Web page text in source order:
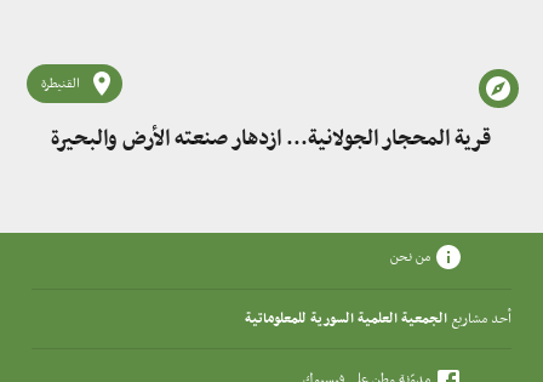
القنيطرة
قرية المحجار الجولانية... ازدهار صنعته الأرض والبحيرة
من نحن
أحد مشاريع الجمعية العلمية السورية للمعلوماتية